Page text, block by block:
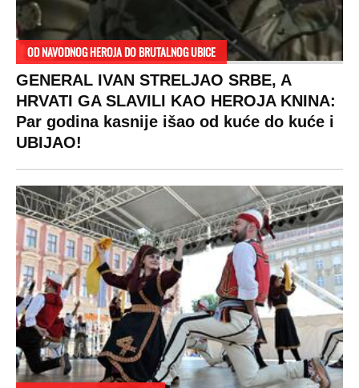
SPREMITE SE
Za posnu slavsku trpezu ove godine treba
izdvojiti ozbiljnu sumu novca: Nečija cela
plata ode na svega 20 gostiju
VESTI
Politika
Društvo
SHOWBIZ
Rijaliti
Zvezde
SPORT
Fudbal
Košarka
VIRALNO
Bizar
Svaštara